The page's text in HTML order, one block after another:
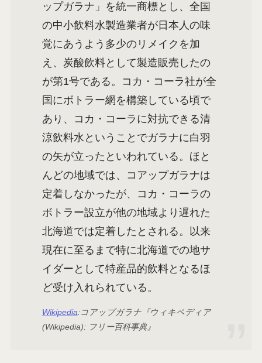
ップガラナ」を統一商標とし、全国
の中小飲料水製造業者が日本人の味
覚にあうよう多少のリメイクを加
え、炭酸飲料として製造販売したの
が第1号である。コカ・コーラ社が全
国にボトラー網を構築している頃で
あり、コカ・コーラに対抗できる清
涼飲料水ということでガラナに白羽
の矢が立ったといわれている。ほと
んどの地域では、コアップガラナは
定着しなかったが、コカ・コーラの
ボトラー設立が他の地域より遅れた
北海道では定着したとされる。以来
現在に至るまで特に北海道での地サ
イダーとして特産品的飲料となるほ
ど受け入れられている。
Wikipedia:コアップガラナ『ウィキペディア
(Wikipedia): フリー百科事典』